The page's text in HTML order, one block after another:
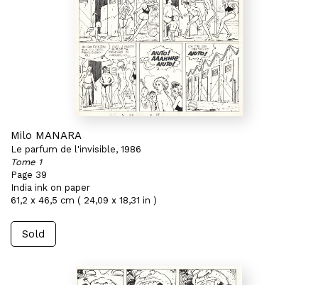
Milo MANARA
Le parfum de l'invisible, 1986
Tome 1
Page 39
India ink on paper
61,2 x 46,5 cm ( 24,09 x 18,31 in )
Sold